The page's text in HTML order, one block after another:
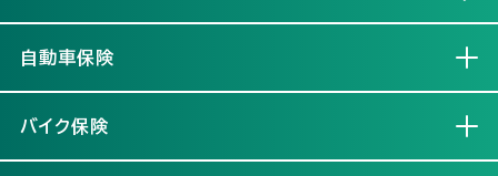
自動車保険
バイク保険